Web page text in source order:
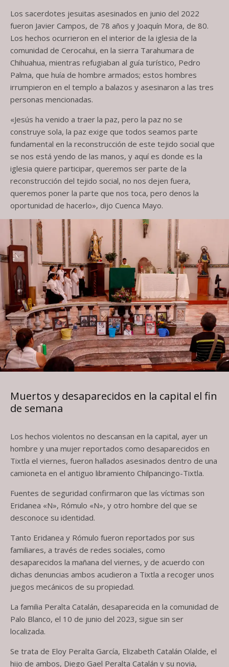
Los sacerdotes jesuitas asesinados en junio del 2022
fueron Javier Campos, de 78 años y Joaquín Mora, de 80.
Los hechos ocurrieron en el interior de la iglesia de la
comunidad de Cerocahui, en la sierra Tarahumara de
Chihuahua, mientras refugiaban al guía turístico, Pedro
Palma, que huía de hombre armados; estos hombres
irrumpieron en el templo a balazos y asesinaron a las tres
personas mencionadas.
«Jesús ha venido a traer la paz, pero la paz no se
construye sola, la paz exige que todos seamos parte
fundamental en la reconstrucción de este tejido social que
se nos está yendo de las manos, y aquí es donde es la
iglesia quiere participar, queremos ser parte de la
reconstrucción del tejido social, no nos dejen fuera,
queremos poner la parte que nos toca, pero denos la
oportunidad de hacerlo», dijo Cuenca Mayo.
Muertos y desaparecidos en la capital el fin
de semana
Los hechos violentos no descansan en la capital, ayer un
hombre y una mujer reportados como desaparecidos en
Tixtla el viernes, fueron hallados asesinados dentro de una
camioneta en el antiguo libramiento Chilpancingo-Tixtla.
Fuentes de seguridad confirmaron que las víctimas son
Eridanea «N», Rómulo «N», y otro hombre del que se
desconoce su identidad.
Tanto Eridanea y Rómulo fueron reportados por sus
familiares, a través de redes sociales, como
desaparecidos la mañana del viernes, y de acuerdo con
dichas denuncias ambos acudieron a Tixtla a recoger unos
juegos mecánicos de su propiedad.
La familia Peralta Catalán, desaparecida en la comunidad de
Palo Blanco, el 10 de junio del 2023, sigue sin ser
localizada.
Se trata de Eloy Peralta García, Elizabeth Catalán Olalde, el
hijo de ambos, Diego Gael Peralta Catalán y su novia,